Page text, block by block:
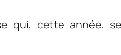
qui, cette année,